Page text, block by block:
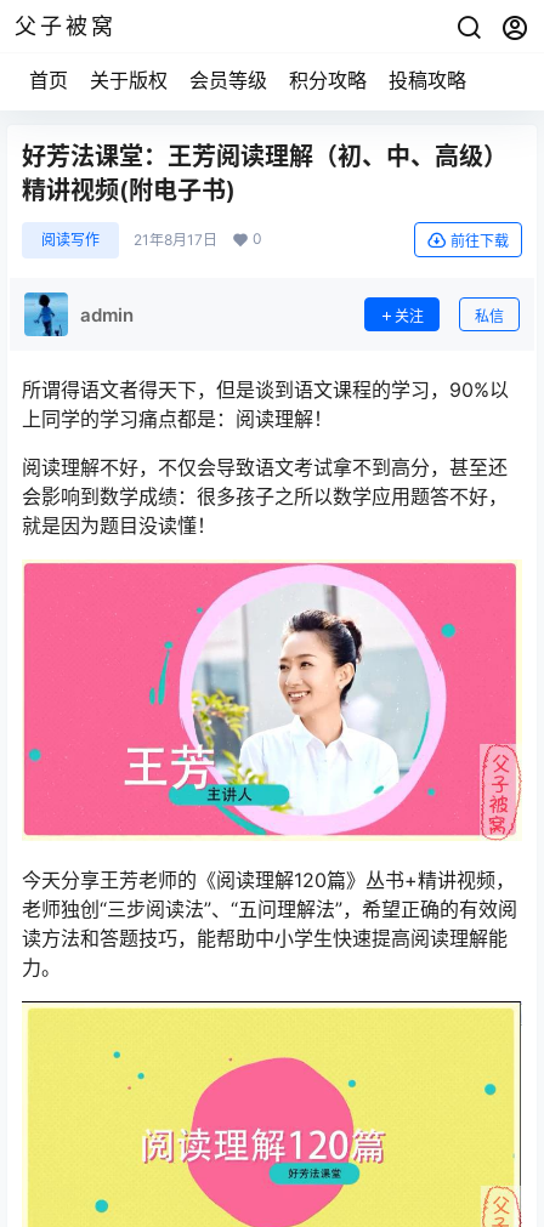
父子被窝
首页 关于版权 会员等级 积分攻略 投稿攻略
好芳法课堂：王芳阅读理解（初、中、高级）
精讲视频(附电子书)
阅读写作 21年8月17日 0 前往下载
admin 关注 私信
所谓得语文者得天下，但是谈到语文课程的学习，90%以
上同学的学习痛点都是：阅读理解！
阅读理解不好，不仅会导致语文考试拿不到高分，甚至还
会影响到数学成绩：很多孩子之所以数学应用题答不好，
就是因为题目没读懂！
今天分享王芳老师的《阅读理解120篇》丛书+精讲视频，
老师独创“三步阅读法”、“五问理解法”，希望正确的有效阅
读方法和答题技巧，能帮助中小学生快速提高阅读理解能
力。